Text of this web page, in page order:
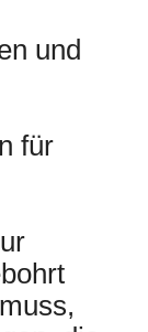
und
für